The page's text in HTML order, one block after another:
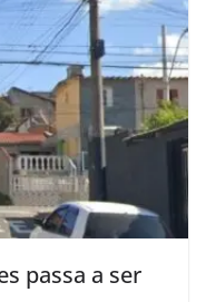
passa a ser